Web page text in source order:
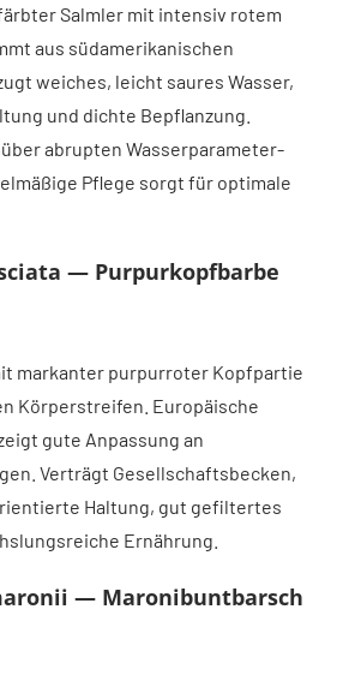
Salmler mit intensiv rotem
aus südamerikanischen
weiches, leicht saures Wasser,
und dichte Bepflanzung.
abrupten Wasserparameter-
Pflege sorgt für optimale
— Purpurkopfbarbe
markanter purpurroter Kopfpartie
Körperstreifen. Europäische
gute Anpassung an
Verträgt Gesellschaftsbecken,
Haltung, gut gefiltertes
Ernährung.
— Maronibuntbarsch